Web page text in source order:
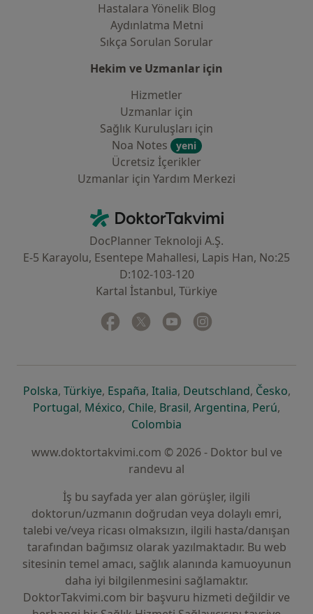
Hastalara Yönelik Blog
Aydınlatma Metni
Sıkça Sorulan Sorular
Hekim ve Uzmanlar için
Hizmetler
Uzmanlar için
Sağlık Kuruluşları için
Noa Notes
yeni
Ücretsiz İçerikler
Uzmanlar için Yardım Merkezi
DoktorTakvimi - Ana Sayfa
DocPlanner Teknoloji A.Ş.
E-5 Karayolu, Esentepe Mahallesi, Lapis Han, No:25
D:102-103-120
Kartal İstanbul, Türkiye
Facebook
yeni bir sekmede açılır
Twitter
yeni bir sekmede açılır
Youtube
yeni bir sekmede açılır
Polskayeni bir sekmede açılır
, Türkiyeyeni bir sekmede açılır
, Españayeni bir sekmede açılır
, Italiayeni bir sekmede açılır
, Deutschlandyeni bir
, Českoyeni
,
Portugalyeni bir sekmede açılır
, Méxicoyeni bir sekmede açılır
, Chileyeni bir sekmede açılır
, Brasilyeni bir sekmede açılır
, Argentinayeni bir
, Perúyeni
,
Colombia
www.doktortakvimi.com © 2026 - Doktor bul ve
randevu al
İş bu sayfada yer alan görüşler, ilgili
doktorun/uzmanın doğrudan veya dolaylı emri,
talebi ve/veya ricası olmaksızın, ilgili hasta/danışan
tarafından bağımsız olarak yazılmaktadır. Bu web
sitesinin temel amacı, sağlık alanında kamuoyunun
daha iyi bilgilenmesini sağlamaktır.
DoktorTakvimi.com bir başvuru hizmeti değildir ve